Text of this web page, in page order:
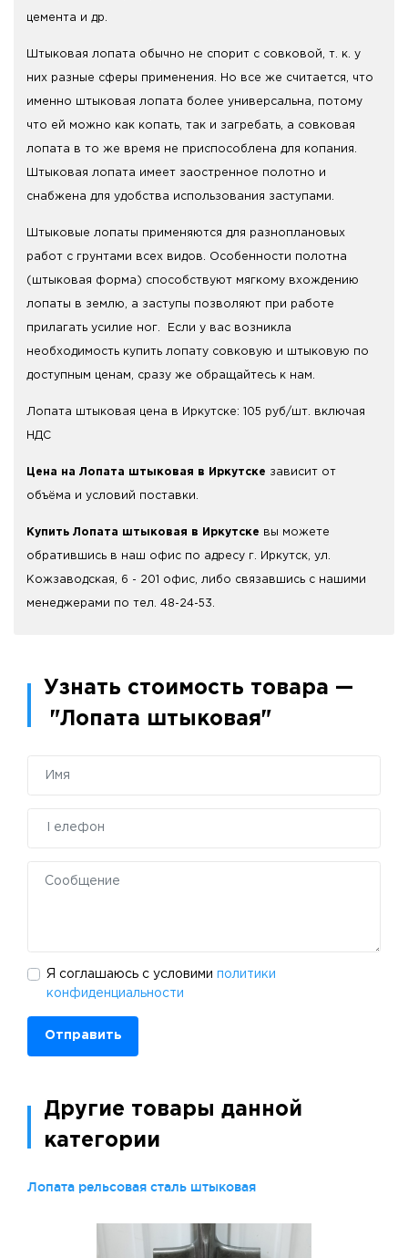
цемента и др.
Штыковая лопата обычно не спорит с совковой, т. к. у
них разные сферы применения. Но все же считается, что
именно штыковая лопата более универсальна, потому
что ей можно как копать, так и загребать, а совковая
лопата в то же время не приспособлена для копания.
Штыковая лопата имеет заостренное полотно и
снабжена для удобства использования заступами.
Штыковые лопаты применяются для разноплановых
работ с грунтами всех видов. Особенности полотна
(штыковая форма) способствуют мягкому вхождению
лопаты в землю, а заступы позволяют при работе
прилагать усилие ног. Если у вас возникла
необходимость купить лопату совковую и штыковую по
доступным ценам, сразу же обращайтесь к нам.
Лопата штыковая цена в Иркутске: 105 руб/шт. включая
НДС
Цена на Лопата штыковая в Иркутске зависит от
объёма и условий поставки.
Купить Лопата штыковая в Иркутске вы можете
обратившись в наш офис по адресу г. Иркутск, ул.
Кожзаводская, 6 - 201 офис, либо связавшись с нашими
менеджерами по тел. 48-24-53.
Узнать стоимость товара —
"Лопата штыковая"
Я соглашаюсь с условими политики
конфиденциальности
Отправить
Другие товары данной
категории
Лопата рельсовая сталь штыковая